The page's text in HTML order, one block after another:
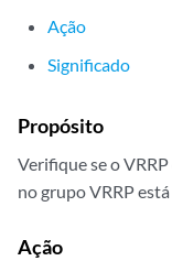
Ação
Significado
Propósito
Verifique se o
no grupo VRRP
Ação